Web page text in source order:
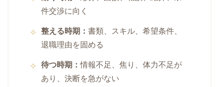
件交渉に向く
整える時期：書類、スキル、希望条件、
退職理由を固める
待つ時期：情報不足、焦り、体力不足が
あり、決断を急がない